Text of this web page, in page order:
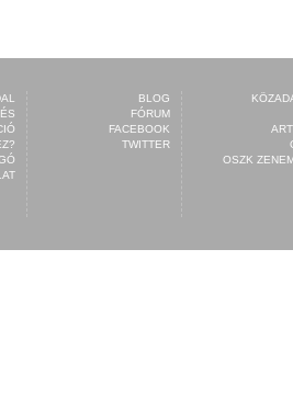
OSZK
BLOG
FÓRUM
FACEBOOK
TWITTER